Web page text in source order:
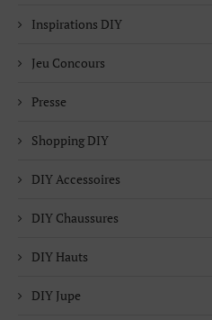
Inspirations DIY
Jeu Concours
Presse
Shopping DIY
DIY Accessoires
DIY Chaussures
DIY Hauts
DIY Jupe